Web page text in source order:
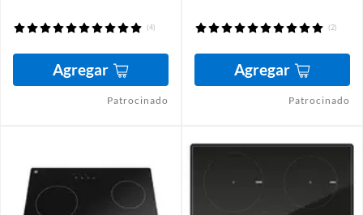
(4)
Agregar
Patrocinado
(2)
Agregar
Patrocinado